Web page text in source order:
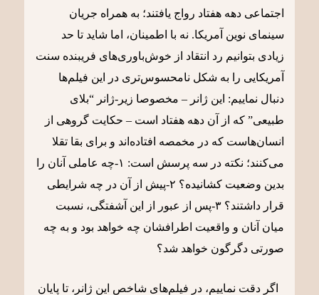
اجتماعی دهه هفتاد رواج یافتند؛ به همراه جریان
سینمای نوین آمریکا. نه با اطمینان، اما شاید تا حد
زیادی بتوانیم رد انتقاد از خوش‌باوری‌های فریبنده سنت
آمریکایی را به شکل نامحسوس‌تری در این فیلم‌ها
دنبال نماییم: این ژانر – مخصوصا زیر-ژانر “بلای
طبیعی” که از آن دهه هفتاد است – حکایت گروهی از
انسان‌هاست که در مخمصه افتاده‌اند و برای بقا تقلا
می‌کنند؛ نکته در سه پرسش است: ۱-چه عاملی آنان را
بدین وضعیت کشانیده؟ ۲-پیش از آن در چه شرایطی
قرار داشتند؟ ۳-پس از عبور از این آشفتگی، نسبت
میان آنان و واقعیت اطرافشان چه خواهد بود و به چه
صورتی دگرگون خواهد شد؟
اگر دقت نماییم، در فیلم‌های شاخص این ژانر، تا پایان